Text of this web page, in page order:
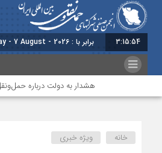
3:15:54 برابر با : Friday - 7 August - 2026
هشدار به دولت درباره حمل‌ونقل
خانه ویژه خبری